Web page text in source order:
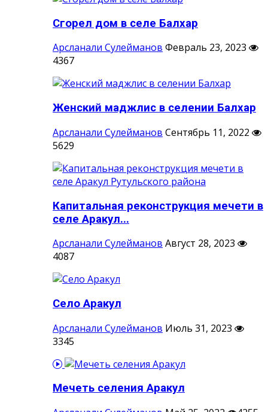
Сгорел дом в селе Балхар
Арсланали Сулейманов Февраль 23, 2023
4367
Женский маджлис в селении Балхар
Арсланали Сулейманов Сентябрь 11, 2022
5629
Капитальная реконструкция мечети в
селе Аракул...
Арсланали Сулейманов Август 28, 2023
4087
Село Аракул
Арсланали Сулейманов Июль 31, 2023
3345
Мечеть селения Аракул